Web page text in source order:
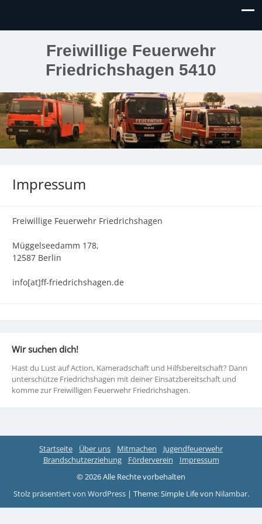
Freiwillige Feuerwehr
Friedrichshagen 5410
Impressum
Freiwillige Feuerwehr Friedrichshagen
Müggelseedamm 178,
12587 Berlin
info[at]ff-friedrichshagen.de
Wir suchen dich!
Hast du Lust auf Action, Kameradschaft und Hilfsbereitschaft? Dann
unterschütze Friedrichshagen mit deiner Einsatzbereitschaft und
komme zur Freiwilligen Feuerwehr Friedrichshagen.
Startseite Über uns Mitmachen
Jugendfeuerwehr
Brandschutzerziehung
Förderverein
Impressum
© 2026 Alle Rechte vorbehalten
Stolz präsentiert von WordPress | Theme: Simple Life von Nilambar.